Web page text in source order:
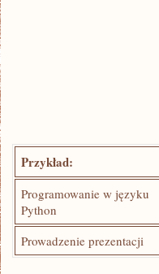
Przykład:
Programowanie⁢ w ⁣języku
Python
Prowadzenie prezentacji